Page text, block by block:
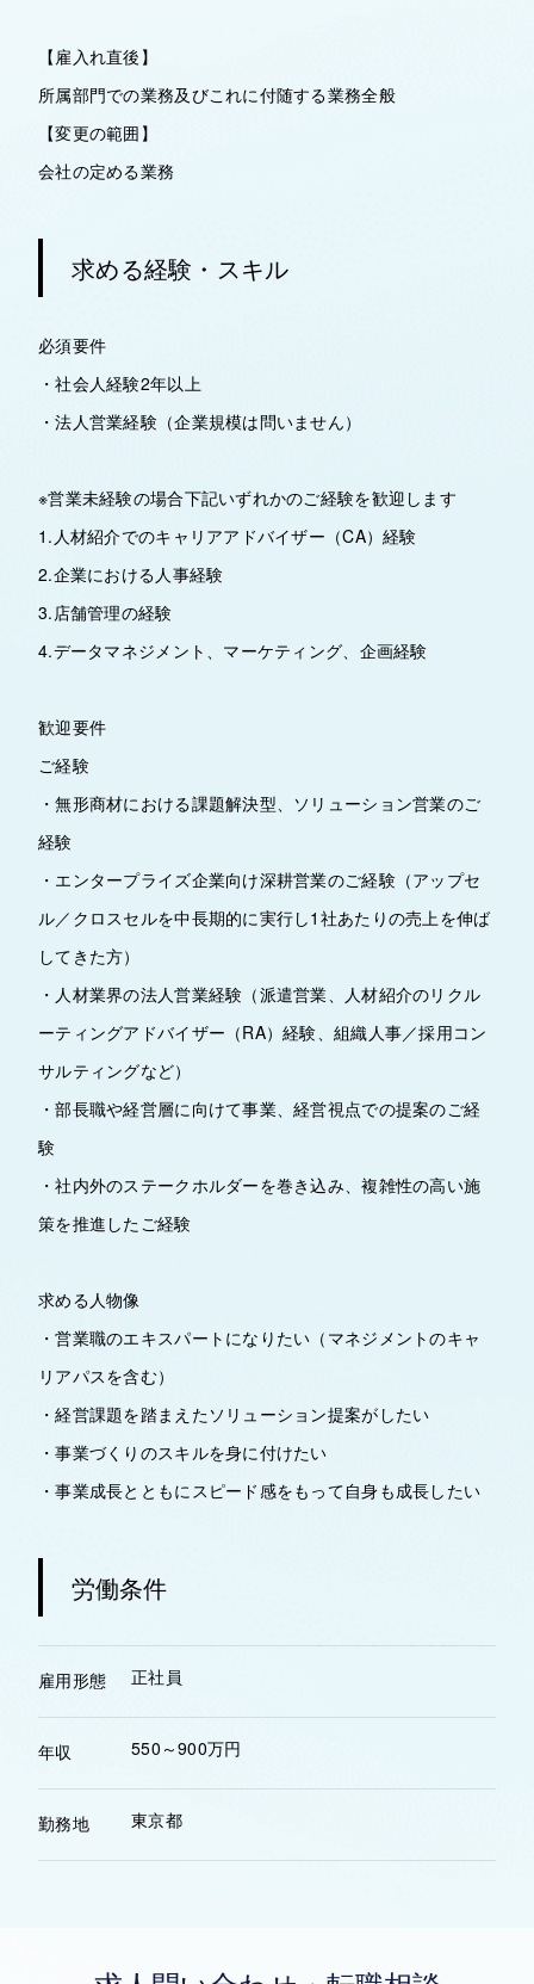
【雇入れ直後】
所属部門での業務及びこれに付随する業務全般
【変更の範囲】
会社の定める業務
求める経験・スキル
必須要件
・社会人経験2年以上
・法人営業経験（企業規模は問いません）
※営業未経験の場合下記いずれかのご経験を歓迎します
1.人材紹介でのキャリアアドバイザー（CA）経験
2.企業における人事経験
3.店舗管理の経験
4.データマネジメント、マーケティング、企画経験
歓迎要件
ご経験
・無形商材における課題解決型、ソリューション営業のご
経験
・エンタープライズ企業向け深耕営業のご経験（アップセ
ル／クロスセルを中長期的に実行し1社あたりの売上を伸ば
してきた方）
・人材業界の法人営業経験（派遣営業、人材紹介のリクル
ーティングアドバイザー（RA）経験、組織人事／採用コン
サルティングなど）
・部長職や経営層に向けて事業、経営視点での提案のご経
験
・社内外のステークホルダーを巻き込み、複雑性の高い施
策を推進したご経験
求める人物像
・営業職のエキスパートになりたい（マネジメントのキャ
リアパスを含む）
・経営課題を踏まえたソリューション提案がしたい
・事業づくりのスキルを身に付けたい
・事業成長とともにスピード感をもって自身も成長したい
労働条件
雇用形態 正社員
年収 550～900万円
勤務地 東京都